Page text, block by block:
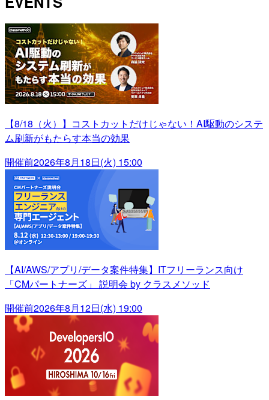
【8/18（火）】コストカットだけじゃない！AI駆動のシステ
ム刷新がもたらす本当の効果
開催前2026年8月18日(火) 15:00
【AI/AWS/アプリ/データ案件特集】ITフリーランス向け
「CMパートナーズ」 説明会 by クラスメソッド
開催前2026年8月12日(水) 19:00